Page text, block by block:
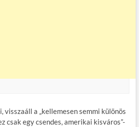
visszaáll a „kellemesen semmi különös
csak egy csendes, amerikai kisváros”-